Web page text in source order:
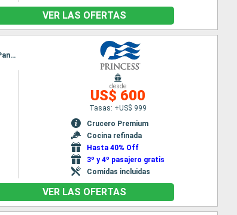
VER LAS OFERTAS
Itinerario : Los Angeles, Puerto Vallarta, Huatulco, Puerto Quetzal, Puntarenas, Fuerte amador, Canal de Panama, Aruba, Fort Lauderdale
desde
US$ 600
Tasas: +US$ 999
Crucero Premium
Cocina refinada
Hasta 40% Off
3º y 4º pasajero gratis
Comidas incluidas
VER LAS OFERTAS